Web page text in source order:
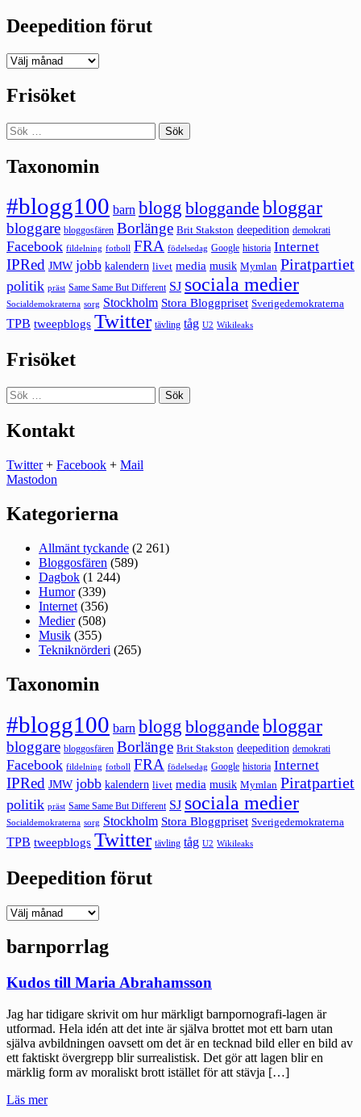
Deepedition förut
Deepedition
Frisöket
Sök
efter:
Taxonomin
#blogg100 barn blogg bloggande bloggar
bloggare bloggosfären Borlänge Brit Stakston deepedition demokrati
Facebook fildelning fotboll FRA födelsedag Google historia Internet
IPRed JMW jobb kalendern livet media musik Mymlan Piratpartiet
politik präst Same Same But Different SJ sociala medier
Socialdemokraterna sorg Stockholm Stora Bloggpriset Sverigedemokraterna
TPB tweepblogs Twitter tävling tåg U2 Wikileaks
Frisöket
Sök
efter:
Kontakt
Twitter+ Facebook + Mail
Mastodon
Kategorierna
Allmänt tyckande (2 261)
Bloggosfären (589)
Dagbok (1 244)
Humor(339)
Internet (356)
Medier(508)
Musik (355)
Tekniknörderi (265)
Taxonomin
#blogg100 barn blogg bloggande bloggar
bloggare bloggosfären Borlänge Brit Stakston deepedition demokrati
Facebook fildelning fotboll FRA födelsedag Google historia Internet
IPRed JMW jobb kalendern livet media musik Mymlan Piratpartiet
politik präst Same Same But Different SJ sociala medier
Socialdemokraterna sorg Stockholm Stora Bloggpriset Sverigedemokraterna
TPB tweepblogs Twitter tävling tåg U2 Wikileaks
Deepedition förut
Deepedition
barnporrlag
Kudos till Maria Abrahamsson
Jag har tidigare skrivit om hur märkligt barnpornografi-lagen är
utformad. Hela idén att det inte är själva brottet mot ett barn utan
själva avbildningen oavsett om det är en tecknad bild eller en bild av
ett faktiskt övergrepp blir surrealistisk. Det gör att lagen blir en
märklig form av moraliskt brott istället för att stävja […]
Läs mer"Kudos